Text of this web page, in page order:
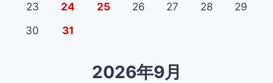
23
24 25 26 27 28
29
30
31
2026年9月